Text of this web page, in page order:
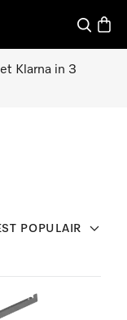
Wat zoek
Klarna in 3
POPULAIR